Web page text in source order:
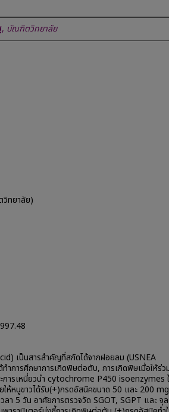
, บัณฑิตวิทยาลัย
ทยาลัย)
เป็นสารสำคัญที่สกัดได้จากฝอยลม (USNEA
ำการศึกษาการเกิดพิษต่อตับ, การเกิดพิษเมื่อให้ร่ว
การเหนี่ยวนำ cytochrome P450 isoenzymes
ให้หนูขาวได้รับ(+)กรดอัสนิคขนาด 50 และ 200
ลา 5 วัน อาศัยการตรวจวัด SGOT, SGPT และ จุล